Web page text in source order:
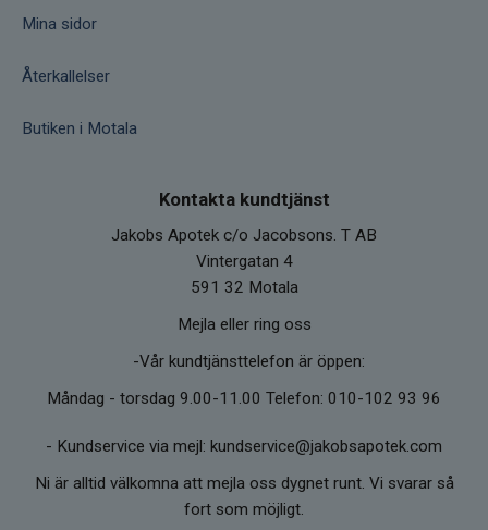
Mina sidor
Återkallelser
Butiken i Motala
Kontakta kundtjänst
Jakobs Apotek c/o Jacobsons. T AB
Vintergatan 4
591 32 Motala
Mejla eller ring oss
-Vår kundtjänsttelefon är öppen:
Måndag - torsdag 9.00-11.00 Telefon: 010-102 93 96
- Kundservice via mejl: kundservice@jakobsapotek.com
Ni är alltid välkomna att mejla oss dygnet runt. Vi svarar så
fort som möjligt.